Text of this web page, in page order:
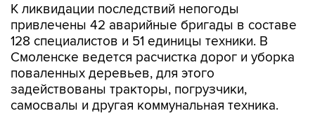
К ликвидации последствий непогоды
привлечены 42 аварийные бригады в составе
128 специалистов и 51 единицы техники. В
Смоленске ведется расчистка дорог и уборка
поваленных деревьев, для этого
задействованы тракторы, погрузчики,
самосвалы и другая коммунальная техника.